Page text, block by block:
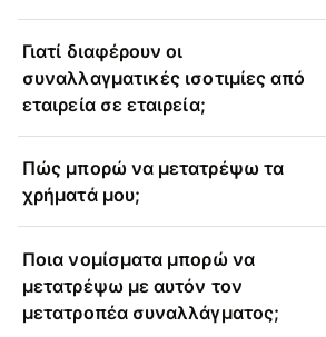
Γιατί διαφέρουν οι
συναλλαγματικές ισοτιμίες από
εταιρεία σε εταιρεία;
Πώς μπορώ να μετατρέψω τα
χρήματά μου;
Ποια νομίσματα μπορώ να
μετατρέψω με αυτόν τον
μετατροπέα συναλλάγματος;